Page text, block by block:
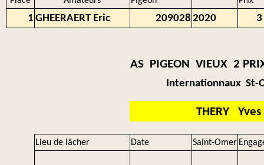
1 GHEERAERT Eric 209028 2020 3
AS PIGEON VIEUX 2
Internationnaux St-
THERY Yves
Lieu de lâcher Date Saint-Omer